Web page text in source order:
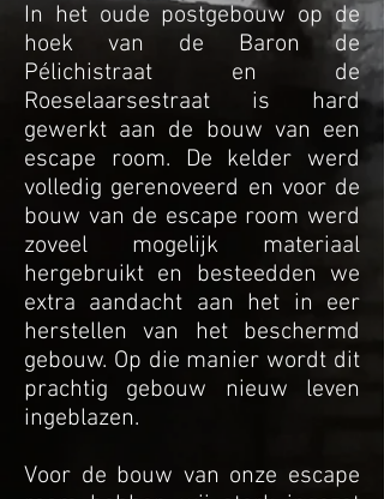
In het oude postgebouw op de
hoek van de Baron de
Pélichistraat en de
Roeselaarsestraat is hard
gewerkt aan de bouw van een
escape room. De kelder werd
volledig gerenoveerd en voor de
bouw van de escape room werd
zoveel mogelijk materiaal
hergebruikt en besteedden we
extra aandacht aan het in eer
herstellen van het beschermd
gebouw. Op die manier wordt dit
prachtig gebouw nieuw leven
ingeblazen.
Voor de bouw van onze escape